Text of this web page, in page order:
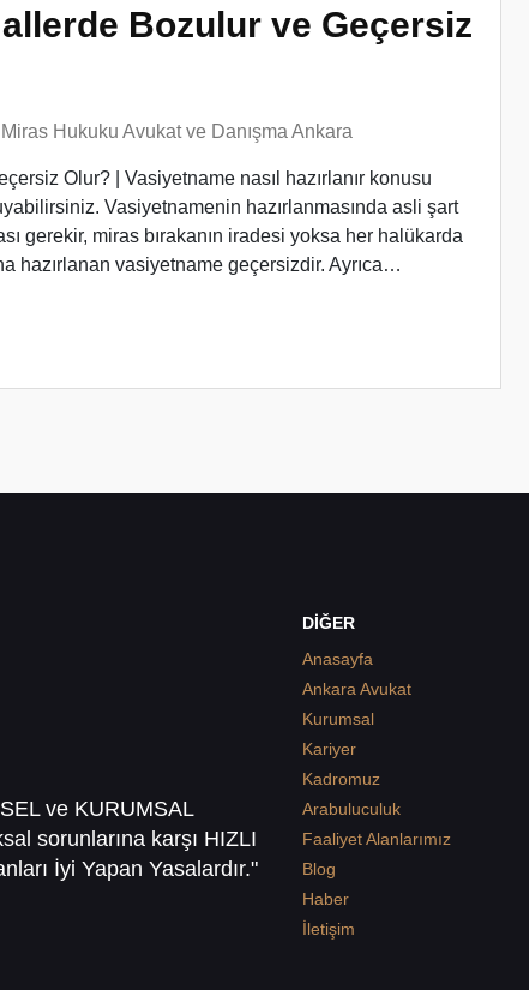
Bozulur ve Geçersiz
Miras Hukuku Avukat ve Danışma Ankara
Olur? | Vasiyetname nasıl hazırlanır konusu
Vasiyetnamenin hazırlanmasında asli şart
gerekir, miras bırakanın iradesi yoksa her halükarda
hazırlanan vasiyetname geçersizdir. Ayrıca…
ve KURUMSAL
sorunlarına karşı HIZLI
İyi Yapan Yasalardır."
DİĞER
Anasayfa
Ankara Avukat
Kurumsal
Kariyer
Kadromuz
Arabuluculuk
Faaliyet Alanlarımız
Blog
Haber
İletişim